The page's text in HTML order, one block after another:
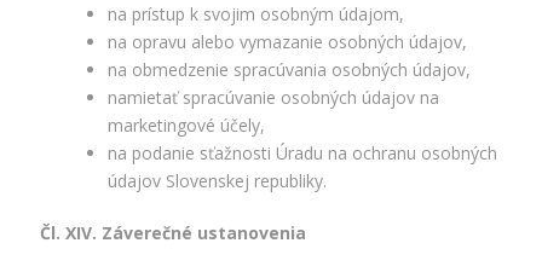
na prístup k svojim osobným údajom,
na opravu alebo vymazanie osobných údajov,
na obmedzenie spracúvania osobných údajov,
namietať spracúvanie osobných údajov na
marketingové účely,
na podanie sťažnosti Úradu na ochranu osobných
údajov Slovenskej republiky.
Čl. XIV. Záverečné ustanovenia